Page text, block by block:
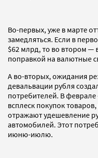
Во-первых, уже в марте
замедляться. Если в
$62 млрд, то во втором —
поправкой на валютные
А во-вторых, ожидания
девальвации рубля
потребителей. В
всплеск покупок
отражают удешевление
автомобилей. Этот
июню-июлю.